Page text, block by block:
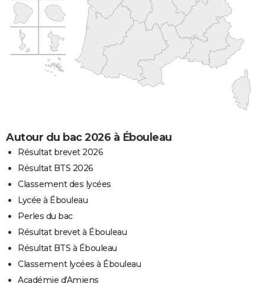
Autour du bac 2026 à Ébouleau
Résultat brevet 2026
Résultat BTS 2026
Classement des lycées
Lycée à Ébouleau
Perles du bac
Résultat brevet à Ébouleau
Résultat BTS à Ébouleau
Classement lycées à Ébouleau
Académie d'Amiens